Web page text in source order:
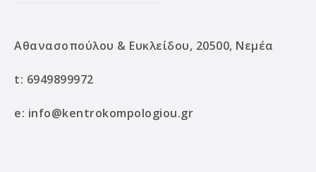
Αθανασοπούλου & Ευκλείδου, 20500, Νεμέα
t: 6949899972
e: info@kentrokompologiou.gr